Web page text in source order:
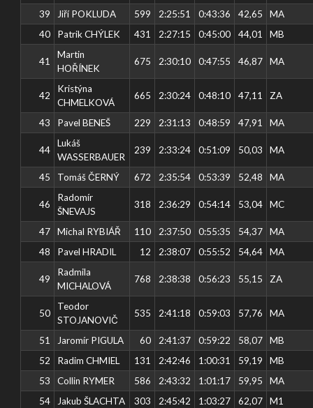
39 Jiří POKLUDA 599 2:25:51 0:43:36 42,65
MA
40
Patrik CHÝLEK 431 2:27:15 0:45:00 44,01 MB
41
Martin
HOŘÍNEK
675 2:30:10 0:47:55 46,87 MA
42
Kristýna
CHMELKOVÁ
665 2:30:24 0:48:10 47,11 ZA
43 Pavel BENEŠ 229 2:31:13 0:48:59 47,91 MA
44
Lukáš
WASSERBAUER
239 2:33:24 0:51:09 50,03 MA
45 Tomáš ČERNÝ 672 2:35:54 0:53:39 52,48 MA
46
Radomír
ŠNEVAJS
318 2:36:29 0:54:14 53,04 MC
47 Michal RYBIÁŘ 110 2:37:50 0:55:35 54,37
MA
48
Pavel HRADIL 12 2:38:07 0:55:52 54,64 MA
49
Radmila
MICHALOVÁ
768 2:38:38 0:56:23 55,15 ZA
50
Teodor
STOJANOVIČ
535 2:41:18 0:59:03 57,76 MA
51 Jaromír PIGULA 60 2:41:37 0:59:22 58,07
MB
52
Radim CHMIEL 131 2:42:46 1:00:31 59,19
MB
53
Collin RYMER 586 2:43:32 1:01:17 59,95
MA
54
Jakub ŠLACHTA 303 2:45:42 1:03:27 62,07 M1